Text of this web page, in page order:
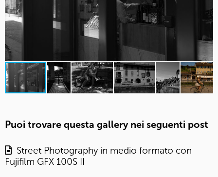
Puoi trovare questa gallery nei seguenti post
Street Photography in medio formato con
Fujifilm GFX 100S II